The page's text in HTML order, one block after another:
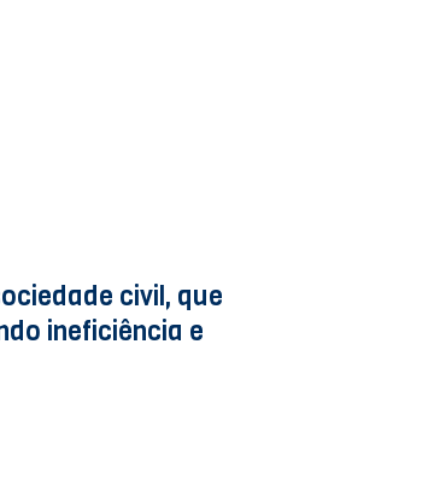
civil, que
ineficiência e